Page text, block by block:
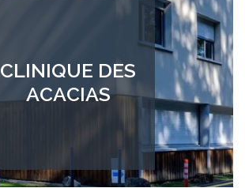
CLINIQUE DES
ACACIAS